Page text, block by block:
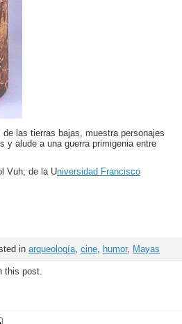
las tierras bajas, muestra personajes
y alude a una guerra primigenia entre
Vuh, de la Universidad Francisco
in arqueología, cine, humor, Mayas
this post.